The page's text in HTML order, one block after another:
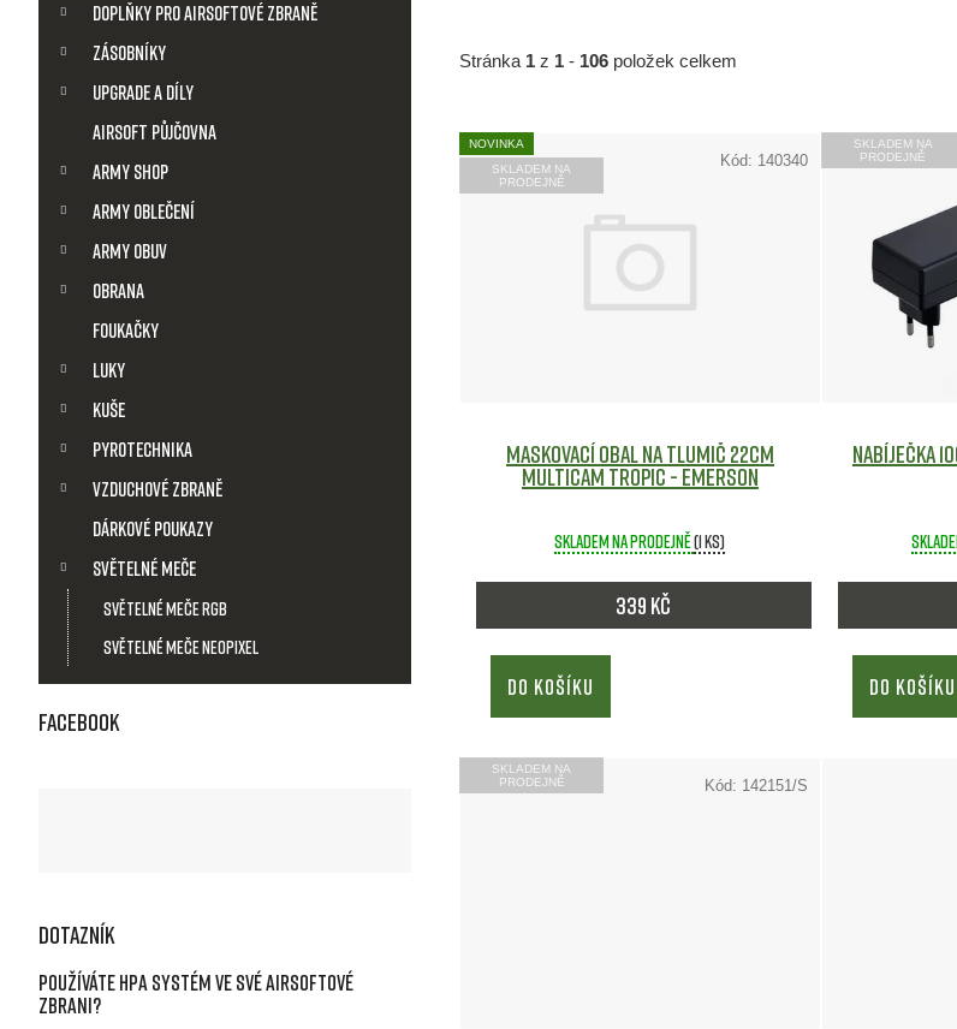
Doplňky pro airsoftové zbraně
Zásobníky
Upgrade a díly
Airsoft půjčovna
Army shop
Army Oblečení
Army obuv
Obrana
Foukačky
Luky
Kuše
Pyrotechnika
Vzduchové zbraně
Dárkové poukazy
Světelné meče
Světelné meče RGB
Světelné meče Neopixel
Facebook
Dotazník
Používáte HPA systém ve své airsoftové
zbrani?
Stránka 1 z 1 - 106 položek celkem
V
ý
d
t
NOVINKA
SKLADEM NA
PRODEJNĚ
Maskovací obal na tlumič 22cm
Multicam Tropic - Emerson
Skladem na prodejně(1 ks)
339 Kč
DO KOŠÍKU
Kód: 140340
SKLADEM NA
PRODEJNĚ
Nabíječka
DO KOŠÍKU
SKLADEM NA
PRODEJNĚ
Kód: 142151/S